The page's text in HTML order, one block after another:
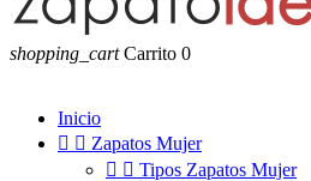
shopping_cart Carrito 0
Inicio
  Zapatos Mujer
  Tipos Zapatos Mujer